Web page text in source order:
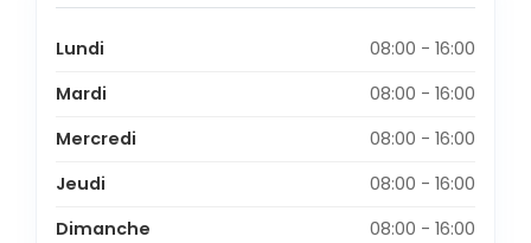
Lundi
08:00 - 16:00
Mardi
08:00 - 16:00
Mercredi
08:00 - 16:00
Jeudi
08:00 - 16:00
Dimanche
08:00 - 16:00